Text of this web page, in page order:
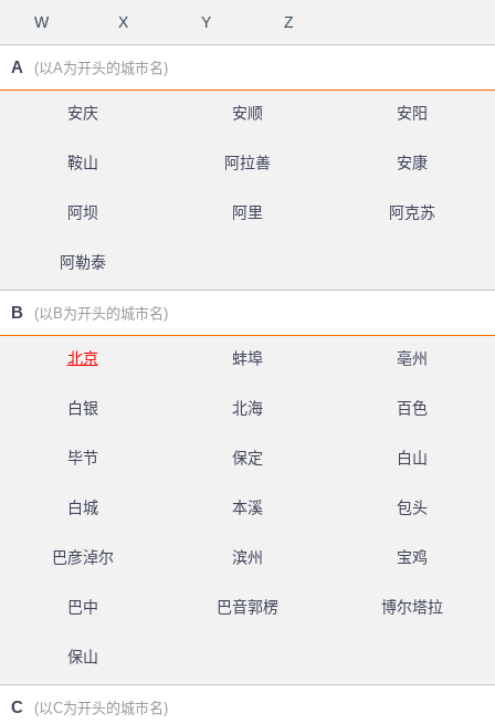
W X Y Z
A (以A为开头的城市名)
安庆 安顺 安阳
鞍山 阿拉善 安康
阿坝 阿里 阿克苏
阿勒泰
B (以B为开头的城市名)
北京 蚌埠 亳州
白银 北海 百色
毕节 保定 白山
白城 本溪 包头
巴彦淖尔 滨州 宝鸡
巴中 巴音郭楞 博尔塔拉
保山
C (以C为开头的城市名)